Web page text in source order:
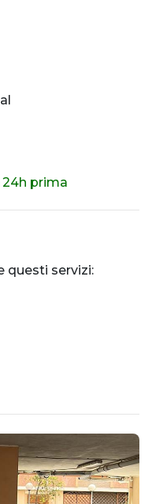
prima
questi servizi: